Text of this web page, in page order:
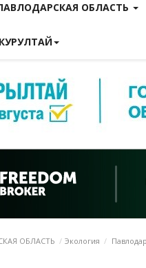
ОБЛАСТЬ
КУРУЛТАЙ
ОБЛАСТЬ Экология